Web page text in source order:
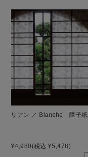
リアン ／ Blanche 障子紙
¥4,980(税込 ¥5,478)